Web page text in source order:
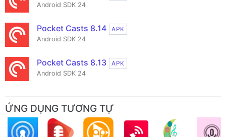
Android SDK 24
Pocket Casts 8.14
APK
Android SDK 24
Pocket Casts 8.13
APK
Android SDK 24
ỨNG DỤNG TƯƠNG TỰ